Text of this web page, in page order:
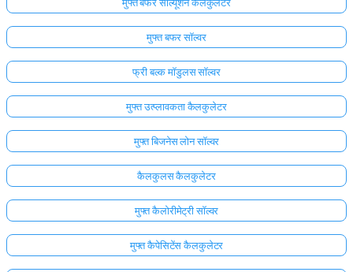
मुफ्त बफर सॉल्वर
फ्री बल्क मॉडुलस सॉल्वर
मुफ्त उत्प्लावकता कैलकुलेटर
मुफ्त बिजनेस लोन सॉल्वर
कैलकुलस कैलकुलेटर
मुफ्त कैलोरीमेट्री सॉल्वर
मुफ्त कैपेसिटेंस कैलकुलेटर